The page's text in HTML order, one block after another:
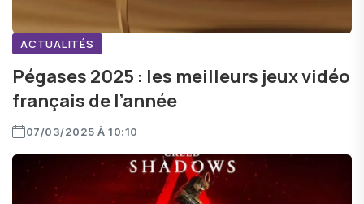
ACTUALITÉS
Pégases 2025 : les meilleurs jeux vidéo
français de l’année
07/03/2025 À 10:10